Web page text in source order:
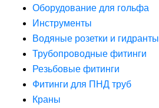
Оборудование для гольфа
Инструменты
Водяные розетки и гидранты
Трубопроводные фитинги
Резьбовые фитинги
Фитинги для ПНД труб
Краны